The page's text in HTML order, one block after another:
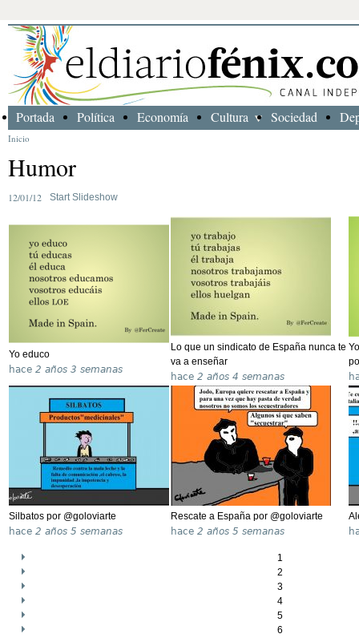
Inicio
Humor
12/01/12 Start Slideshow
Yo educo
hace 2 años 3 semanas
Lo que un sindicato de España nunca te
va a enseñar
hace 2 años 4 semanas
Silbatos por @goloviarte
hace 2 años 5 semanas
Rescate a España por @goloviarte
hace 2 años 5 semanas
1
2
3
4
5
6
Portada Política Economía Cultura Sociedad